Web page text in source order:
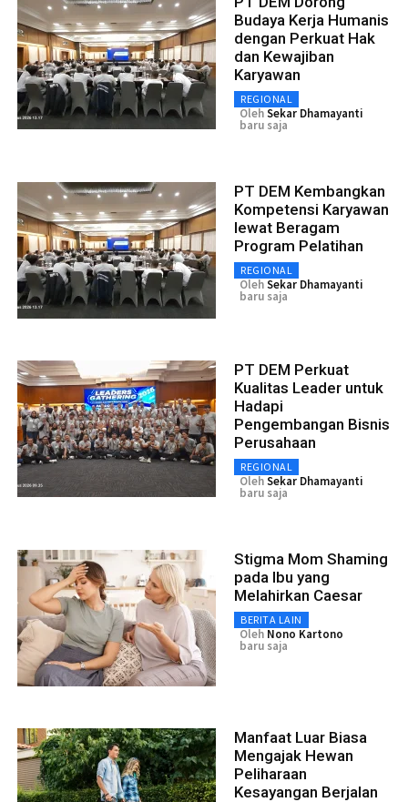
Budaya Kerja Humanis
dengan Perkuat Hak
dan Kewajiban
Karyawan
REGIONAL
OlehSekar Dhamayanti
baru saja
PT DEM Kembangkan
Kompetensi Karyawan
lewat Beragam
Program Pelatihan
REGIONAL
OlehSekar Dhamayanti
baru saja
PT DEM Perkuat
Kualitas Leader untuk
Hadapi
Pengembangan Bisnis
Perusahaan
REGIONAL
OlehSekar Dhamayanti
baru saja
Stigma Mom Shaming
pada Ibu yang
Melahirkan Caesar
BERITA LAIN
Oleh Nono Kartono
baru saja
Manfaat Luar Biasa
Mengajak Hewan
Peliharaan
Kesayangan Berjalan